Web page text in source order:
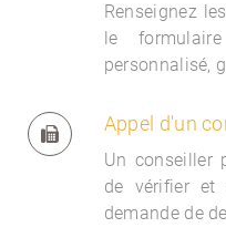
Renseignez
le
personnalisé,
Appel d'un
Un conseiller
de vérifier et
demande de